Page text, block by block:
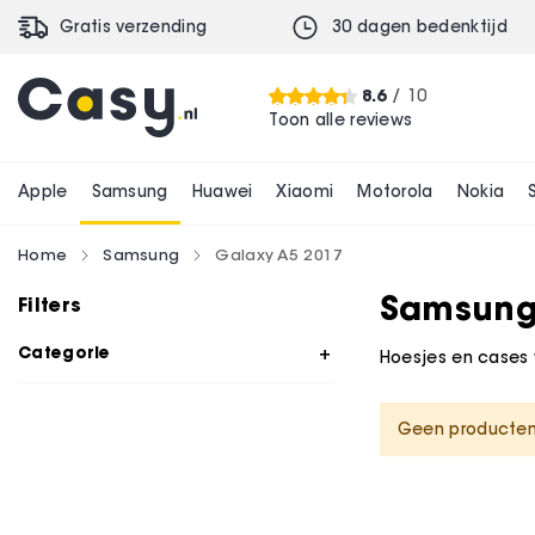
Gratis verzending 30 dagen bedenktijd
8.6/ 10
Toon alle reviews
Apple Samsung Huawei Xiaomi Motorola Nokia
Home Samsung Galaxy A5 2017
Hoesjes en
Geen
Filters
Categorie